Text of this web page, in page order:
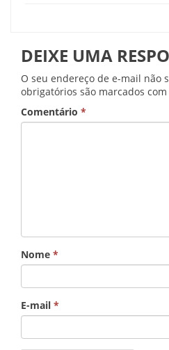
DEIXE UMA
O seu endereço de e-mail não
obrigatórios são marcados com
Comentário *
Nome *
E-mail *